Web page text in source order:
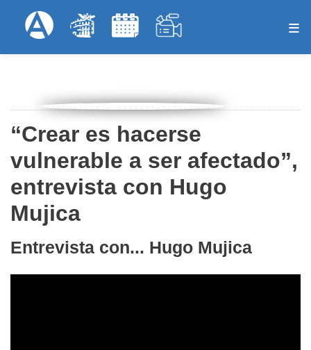
al
Menú Superior
“Crear es hacerse
vulnerable a ser afectado”,
entrevista con Hugo
Mujica
Entrevista con... Hugo Mujica